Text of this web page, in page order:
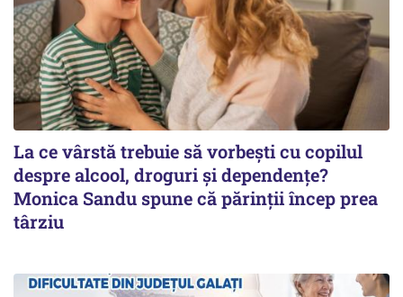
La ce vârstă trebuie să vorbești cu copilul
despre alcool, droguri și dependențe?
Monica Sandu spune că părinții încep prea
târziu